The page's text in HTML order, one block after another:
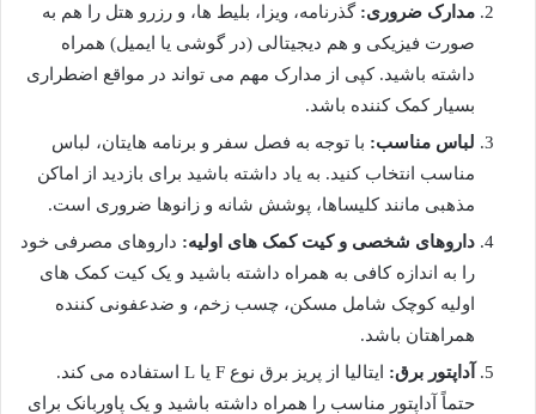
مدارک ضروری: گذرنامه، ویزا، بلیط ها، و رزرو هتل را هم به
صورت فیزیکی و هم دیجیتالی (در گوشی یا ایمیل) همراه
داشته باشید. کپی از مدارک مهم می تواند در مواقع اضطراری
بسیار کمک کننده باشد.
لباس مناسب: با توجه به فصل سفر و برنامه هایتان، لباس
مناسب انتخاب کنید. به یاد داشته باشید برای بازدید از اماکن
مذهبی مانند کلیساها، پوشش شانه و زانوها ضروری است.
داروهای شخصی و کیت کمک های اولیه: داروهای مصرفی خود
را به اندازه کافی به همراه داشته باشید و یک کیت کمک های
اولیه کوچک شامل مسکن، چسب زخم، و ضدعفونی کننده
همراهتان باشد.
آداپتور برق:
ایتالیا از پریز برق نوع F یا L استفاده می کند.
حتماً آداپتور مناسب را همراه داشته باشید و یک پاوربانک برای